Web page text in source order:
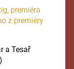
premiéra
z premiéry
a Tesař